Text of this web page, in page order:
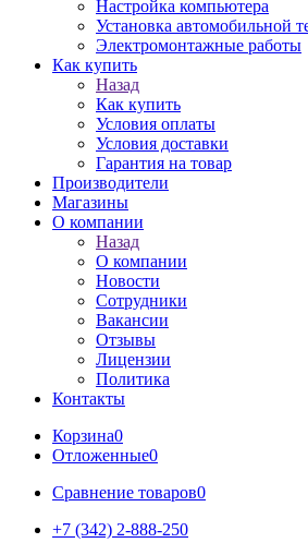
Настройка компьютера
Установка автомобильной
Электромонтажные работы
Как купить
Назад
Как купить
Условия оплаты
Условия доставки
Гарантия на товар
Производители
Магазины
О компании
Назад
О компании
Новости
Сотрудники
Вакансии
Отзывы
Лицензии
Политика
Контакты
Корзина0
Отложенные0
Сравнение товаров0
+7 (342) 2-888-250